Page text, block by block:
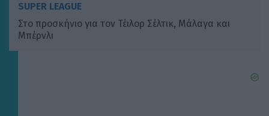
SUPER LEAGUE
Στο προσκήνιο για τον Τέιλορ Σέλτικ, Μάλαγα και
Μπέρνλι